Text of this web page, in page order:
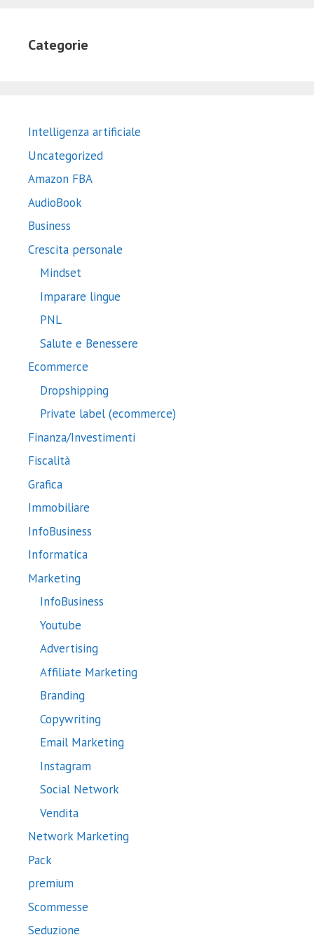
Categorie
Intelligenza artificiale
Uncategorized
Amazon FBA
AudioBook
Business
Crescita personale
Mindset
Imparare lingue
PNL
Salute e Benessere
Ecommerce
Dropshipping
Private label (ecommerce)
Finanza/Investimenti
Fiscalità
Grafica
Immobiliare
InfoBusiness
Informatica
Marketing
InfoBusiness
Youtube
Advertising
Affiliate Marketing
Branding
Copywriting
Email Marketing
Instagram
Social Network
Vendita
Network Marketing
Pack
premium
Scommesse
Seduzione